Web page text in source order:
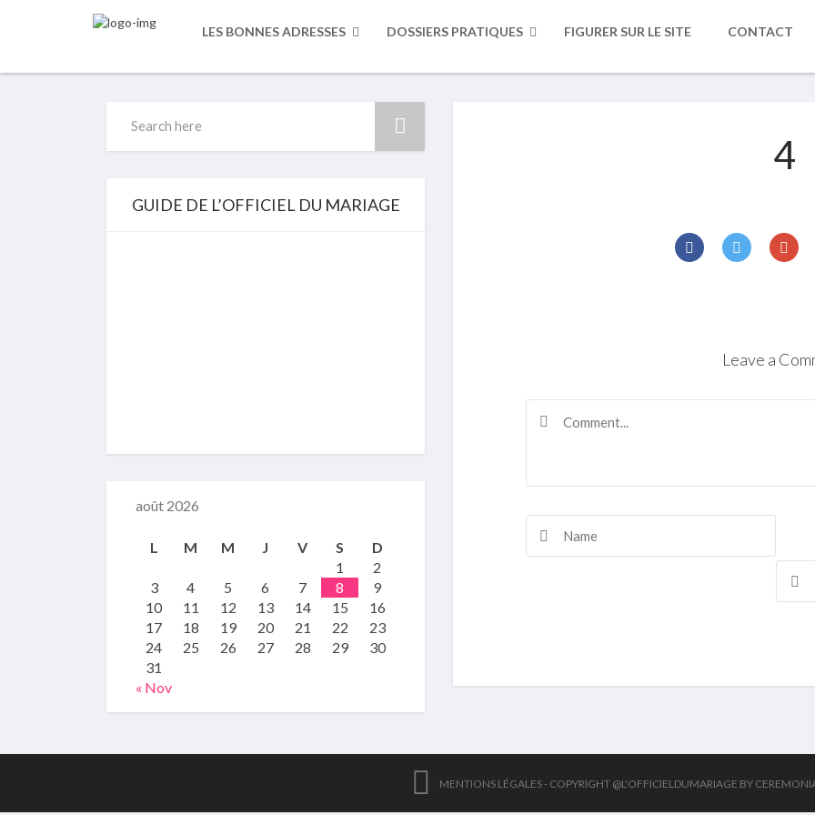
LES BONNES ADRESSES DOSSIERS PRATIQUES FIGURER SUR LE SITE CONTACT
GUIDE DE L’OFFICIEL DU MARIAGE
août 2026
L M M J V S
D
1
2
3
4 5 6 7 8
9
10
11 12 13 14 15
16
17
18 19 20 21 22
23
24
25 26 27 28 29
30
31
« Nov
4
Leave a
MENTIONS LÉGALES - COPYRIGHT @L'OFFICIELDUMARIAGE BY